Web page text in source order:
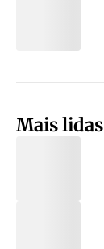
Mais lidas